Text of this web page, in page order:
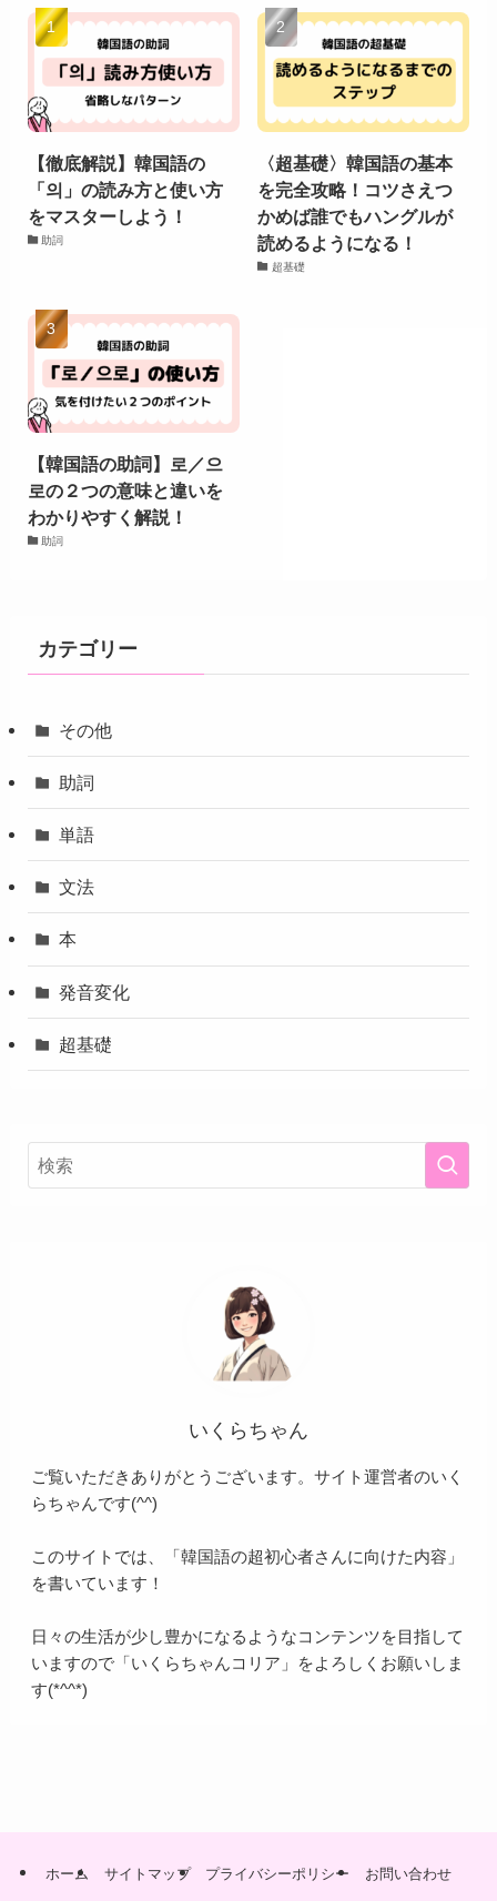
【徹底解説】韓国語の
「의」の読み方と使い方
をマスターしよう！
助詞
〈超基礎〉韓国語の基本
を完全攻略！コツさえつ
かめば誰でもハングルが
読めるようになる！
超基礎
【韓国語の助詞】로／으
로の２つの意味と違いを
わかりやすく解説！
助詞
カテゴリー
その他
助詞
単語
文法
本
発音変化
超基礎
いくらちゃん
ご覧いただきありがとうございます。サイト運営者のいく
らちゃんです(^^)
このサイトでは、「韓国語の超初心者さんに向けた内容」
を書いています！
日々の生活が少し豊かになるようなコンテンツを目指して
いますので「いくらちゃんコリア」をよろしくお願いしま
す(*^^*)
ホーム サイトマップ プライバシーポリシー お問い合わせ